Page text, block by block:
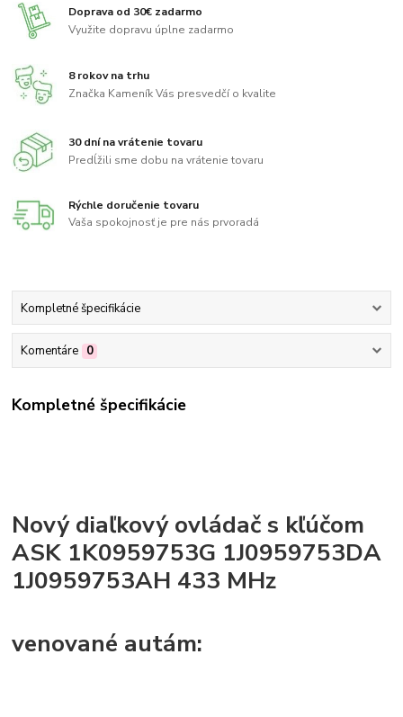
Doprava od 30€ zadarmo
Využite dopravu úplne zadarmo
8 rokov na trhu
Značka Kameník Vás presvedčí o kvalite
30 dní na vrátenie tovaru
Predĺžili sme dobu na vrátenie tovaru
Rýchle doručenie tovaru
Vaša spokojnosť je pre nás prvoradá
Kompletné špecifikácie
Komentáre 0
Kompletné špecifikácie
Nový diaľkový ovládač s kľúčom
ASK 1K0959753G 1J0959753DA
1J0959753AH 433 MHz
venované autám: